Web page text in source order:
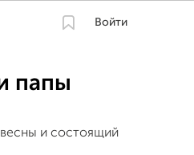
Войти
папы
и состоящий